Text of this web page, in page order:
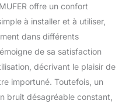
durabilité
】L'insecte-tueur
AMUFER a
le test de haute
UL1599 et a
les certifications
RoHS et US EPA.
issue d'un
offre un confort
à installer et à utiliser,
dans différents
de sa satisfaction
décrivant le plaisir de
importuné. Toutefois, un
bruit désagréable constant,